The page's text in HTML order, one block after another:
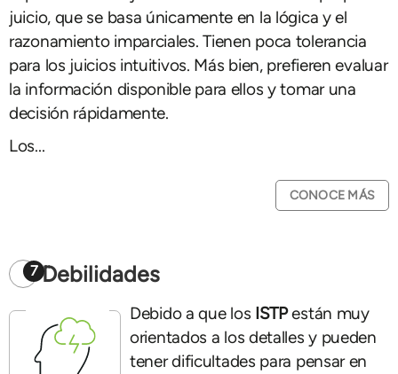
juicio, que se basa únicamente en la lógica y el
razonamiento imparciales. Tienen poca tolerancia
para los juicios intuitivos. Más bien, prefieren evaluar
la información disponible para ellos y tomar una
decisión rápidamente.
Los...
CONOCE MÁS
7 Debilidades
Debido a que los ISTPestán muy
orientados a los detalles y pueden
tener dificultades para pensar en